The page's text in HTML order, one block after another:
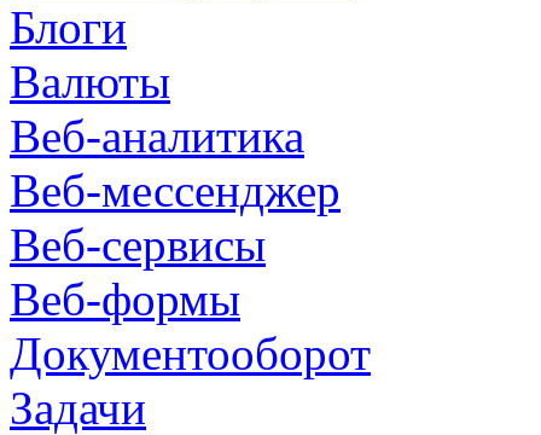
Блоги
Валюты
Веб-аналитика
Веб-мессенджер
Веб-сервисы
Веб-формы
Документооборот
Задачи